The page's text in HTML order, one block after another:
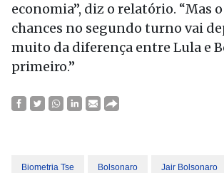
economia”, diz o relatório. “Mas
chances no segundo turno vai
muito da diferença entre Lula e
primeiro.”
Biometria Tse Bolsonaro Jair Bolsonaro